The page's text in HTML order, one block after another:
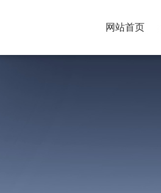
网站首页